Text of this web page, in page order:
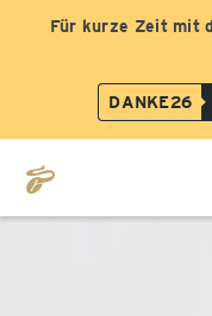
Für kurze Zeit mit
DANKE26